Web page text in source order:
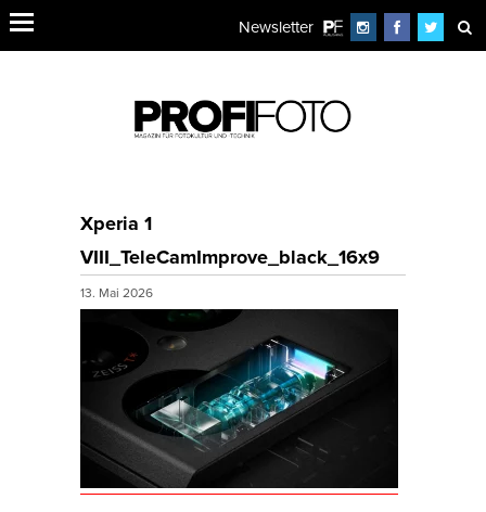
Newsletter
Xperia 1
VIII_TeleCamImprove_black_16x9
13. Mai 2026